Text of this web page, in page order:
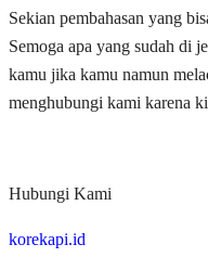
Sekian pembahasan yang
Semoga apa yang sudah di
kamu jika kamu namun
menghubungi kami karena
Hubungi Kami
korekapi.id